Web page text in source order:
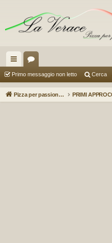
oll
eg
or
u
Primo messaggio non letto Cerca
Pizza per passione enon solo...